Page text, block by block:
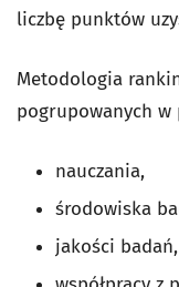
liczbę punktów
Metodologia
pogrupowanych
nauczania,
środowiska
jakości badań,